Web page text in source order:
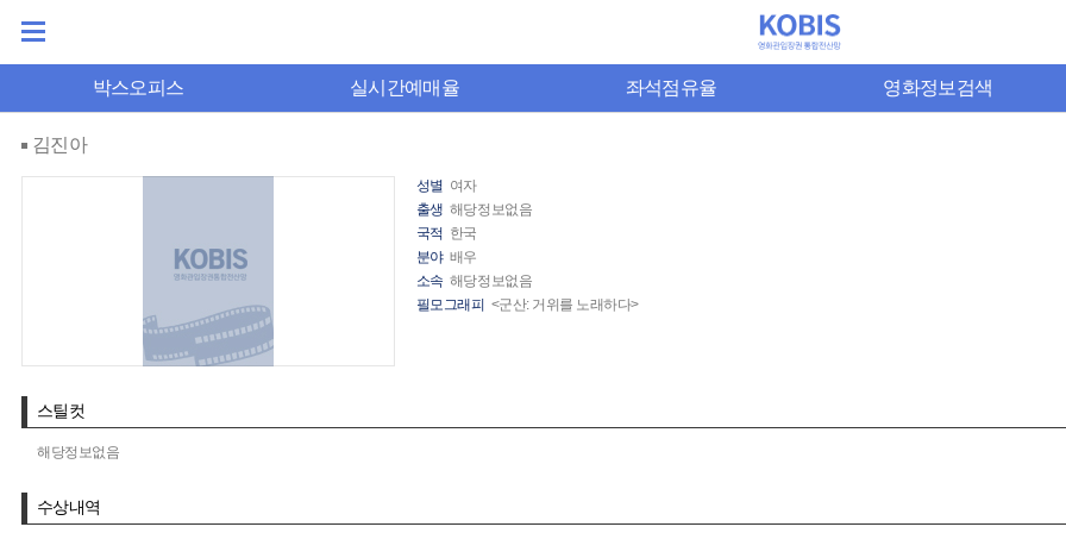
박스오피스 실시간예매율 좌석점유율 영화정보검색
김진아
성별 여자
출생 해당정보없음
국적 한국
분야 배우
소속 해당정보없음
필모그래피 <군산: 거위를 노래하다>
스틸컷
해당정보없음
수상내역